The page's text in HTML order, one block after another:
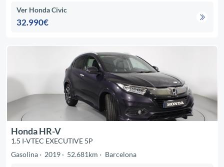
Ver Honda Civic
32.990€
Honda HR-V
1.5 I-VTEC EXECUTIVE 5P
Gasolina
2019 52.681km Barcelona